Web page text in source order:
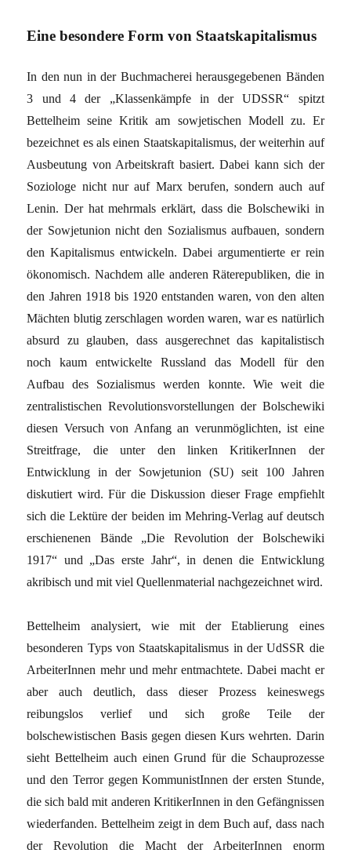
Eine besondere Form von Staatskapitalismus
In den nun in der Buchmacherei herausgegebenen Bänden
3 und 4 der „Klassenkämpfe in der UDSSR“ spitzt
Bettelheim seine Kritik am sowjetischen Modell zu. Er
bezeichnet es als einen Staatskapitalismus, der weiterhin auf
Ausbeutung von Arbeitskraft basiert. Dabei kann sich der
Soziologe nicht nur auf Marx berufen, sondern auch auf
Lenin. Der hat mehrmals erklärt, dass die Bolschewiki in
der Sowjetunion nicht den Sozialismus aufbauen, sondern
den Kapitalismus entwickeln. Dabei argumentierte er rein
ökonomisch. Nachdem alle anderen Räterepubliken, die in
den Jahren 1918 bis 1920 entstanden waren, von den alten
Mächten blutig zerschlagen worden waren, war es natürlich
absurd zu glauben, dass ausgerechnet das kapitalistisch
noch kaum entwickelte Russland das Modell für den
Aufbau des Sozialismus werden konnte. Wie weit die
zentralistischen Revolutionsvorstellungen der Bolschewiki
diesen Versuch von Anfang an verunmöglichten, ist eine
Streitfrage, die unter den linken KritikerInnen der
Entwicklung in der Sowjetunion (SU) seit 100 Jahren
diskutiert wird. Für die Diskussion dieser Frage empfiehlt
sich die Lektüre der beiden im Mehring-Verlag auf deutsch
erschienenen Bände „Die Revolution der Bolschewiki
1917“ und „Das erste Jahr“, in denen die Entwicklung
akribisch und mit viel Quellenmaterial nachgezeichnet wird.
Bettelheim analysiert, wie mit der Etablierung eines
besonderen Typs von Staatskapitalismus in der UdSSR die
ArbeiterInnen mehr und mehr entmachtete. Dabei macht er
aber auch deutlich, dass dieser Prozess keineswegs
reibungslos verlief und sich große Teile der
bolschewistischen Basis gegen diesen Kurs wehrten. Darin
sieht Bettelheim auch einen Grund für die Schauprozesse
und den Terror gegen KommunistInnen der ersten Stunde,
die sich bald mit anderen KritikerInnen in den Gefängnissen
wiederfanden. Bettelheim zeigt in dem Buch auf, dass nach
der Revolution die Macht der ArbeiterInnen enorm